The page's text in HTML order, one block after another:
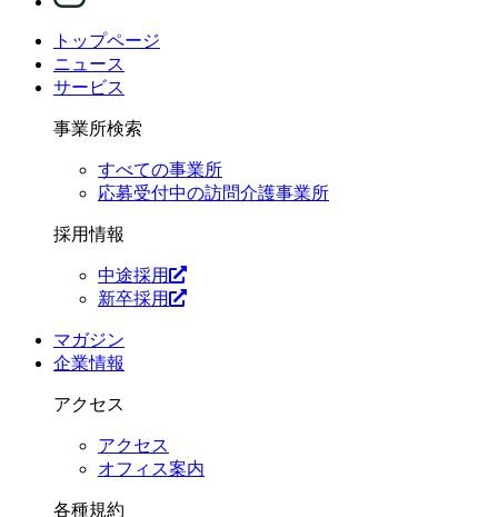
トップページ
ニュース
サービス
事業所検索
すべての事業所
応募受付中の訪問介護事業所
採用情報
中途採用
新卒採用
マガジン
企業情報
アクセス
アクセス
オフィス案内
各種規約